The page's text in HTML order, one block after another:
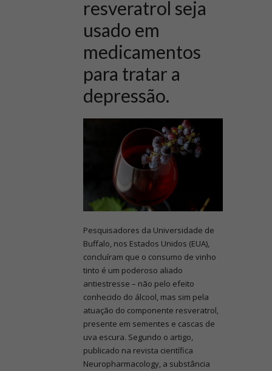
resveratrol seja
usado em
medicamentos
para tratar a
depressão.
Pesquisadores da Universidade de
Buffalo, nos Estados Unidos (EUA),
concluíram que o consumo de vinho
tinto é um poderoso aliado
antiestresse – não pelo efeito
conhecido do álcool, mas sim pela
atuação do componente resveratrol,
presente em sementes e cascas de
uva escura. Segundo o artigo,
publicado na revista científica
Neuropharmacology, a substância